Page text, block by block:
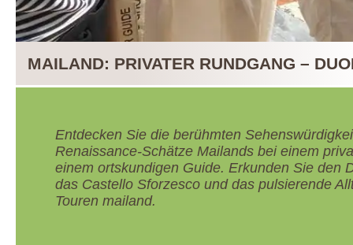
MAILAND: PRIVATER RUNDGANG –
Entdecken Sie die berühmten
Renaissance-Schätze Mailands bei einem
einem ortskundigen Guide. Erkunden Sie den
das Castello Sforzesco und das pulsierende
Touren mailand.